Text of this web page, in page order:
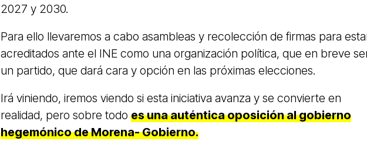
2027 y 2030.
Para ello llevaremos a cabo asambleas y recolección de firmas para
acreditados ante el INE como una organización política, que en breve
un partido, que dará cara y opción en las próximas elecciones.
Irá viniendo, iremos viendo si esta iniciativa avanza y se convierte en
realidad, pero sobre todo es una auténtica oposición al gobierno
hegemónico de Morena- Gobierno.